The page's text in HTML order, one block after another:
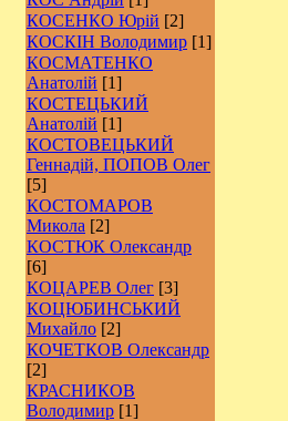
КОСЕНКО Юрій [2]
КОСКІН Володимир [1]
КОСМАТЕНКО
Анатолій [1]
КОСТЕЦЬКИЙ
Анатолій [1]
КОСТОВЕЦЬКИЙ
Геннадій, ПОПОВ Олег
[5]
КОСТОМАРОВ
Микола [2]
КОСТЮК Олександр
[6]
КОЦАРЕВ Олег [3]
КОЦЮБИНСЬКИЙ
Михайло [2]
КОЧЕТКОВ Олександр
[2]
КРАСНИКОВ
Володимир [1]